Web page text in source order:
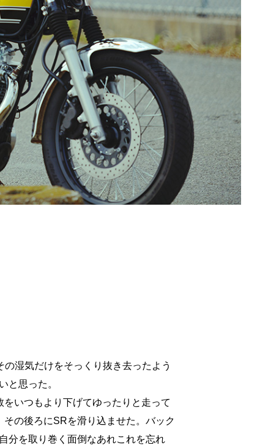
湿気だけをそっくり抜き去ったよう
と思った。
いつもより下げてゆったりと走って
の後ろにSRを滑り込ませた。バック
分を取り巻く面倒なあれこれを忘れ